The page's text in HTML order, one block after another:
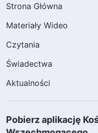
Strona Główna
Materiały Wideo
Czytania
Świadectwa
Aktualności
Pobierz aplikację